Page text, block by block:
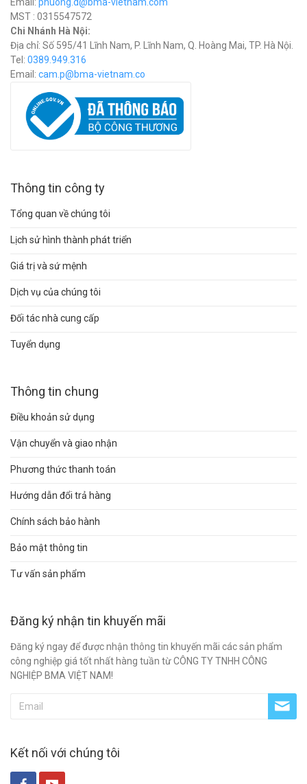
MST : 0315547572
Chi Nhánh Hà Nội:
Địa chỉ: Số 595/41 Lĩnh Nam, P. Lĩnh Nam, Q. Hoàng Mai, TP. Hà Nội.
Tel: 0389.949.316
Email: cam.p@bma-vietnam.co
Thông tin công ty
Tổng quan về chúng tôi
Lịch sử hình thành phát triển
Giá trị và sứ mệnh
Dịch vụ của chúng tôi
Đối tác nhà cung cấp
Tuyển dụng
Thông tin chung
Điều khoản sử dụng
Vận chuyển và giao nhận
Phương thức thanh toán
Hướng dẫn đổi trả hàng
Chính sách bảo hành
Bảo mật thông tin
Tư vấn sản phẩm
Đăng ký nhận tin khuyến mãi
Đăng ký ngay để được nhận thông tin khuyến mãi các sản phẩm
công nghiệp giá tốt nhất hàng tuần từ CÔNG TY TNHH CÔNG
NGHIỆP BMA VIỆT NAM!
Kết nối với chúng tôi